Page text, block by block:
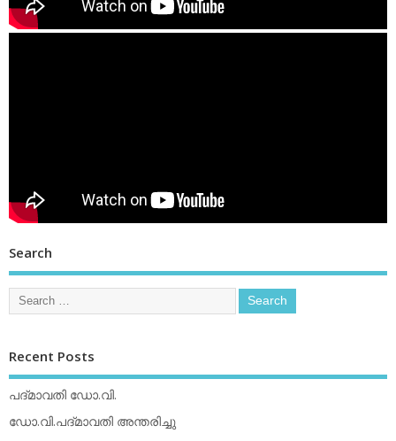
Search
Recent Posts
പദ്മാവതി ഡോ.വി.
ഡോ.വി.പദ്മാവതി അന്തരിച്ചു